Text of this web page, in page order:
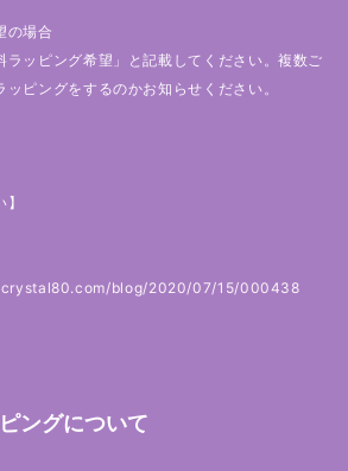
の場合
ラッピング希望」と記載してください。複数ご
ピングをするのかお知らせください。
blog/2020/07/15/000438
ングについて